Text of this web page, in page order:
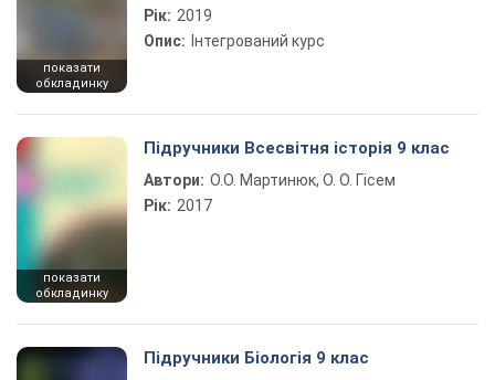
показати
обкладинку
Рік: 2019
Опис: Інтегрований курс
показати
обкладинку
Підручники Всесвітня історія 9 клас
Автори: О.О. Мартинюк, О. О. Гісем
Рік: 2017
Підручники Біологія 9 клас